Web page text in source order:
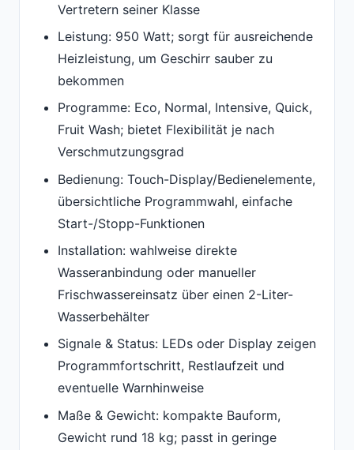
Vertretern seiner Klasse
Leistung: 950 Watt; sorgt für ausreichende
Heizleistung, um Geschirr sauber zu
bekommen
Programme: Eco, Normal, Intensive, Quick,
Fruit Wash; bietet Flexibilität je nach
Verschmutzungsgrad
Bedienung: Touch-Display/Bedienelemente,
übersichtliche Programmwahl, einfache
Start-/Stopp-Funktionen
Installation: wahlweise direkte
Wasseranbindung oder manueller
Frischwassereinsatz über einen 2-Liter-
Wasserbehälter
Signale & Status: LEDs oder Display zeigen
Programmfortschritt, Restlaufzeit und
eventuelle Warnhinweise
Maße & Gewicht: kompakte Bauform,
Gewicht rund 18 kg; passt in geringe